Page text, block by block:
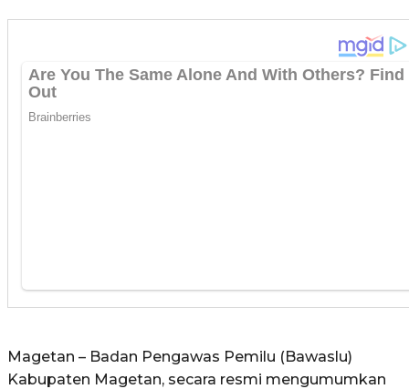
Magetan – Badan Pengawas Pemilu (Bawaslu)
Kabupaten Magetan, secara resmi mengumumkan